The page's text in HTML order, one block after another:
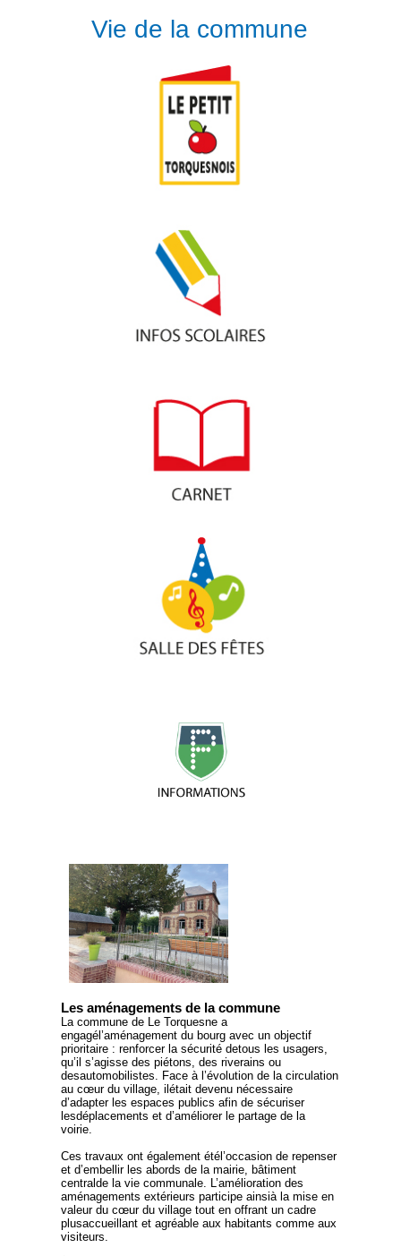
Vie de la commune
Les aménagements de la commune
La commune de Le Torquesne a
engagél’aménagement du bourg avec un objectif
prioritaire : renforcer la sécurité detous les usagers,
qu’il s’agisse des piétons, des riverains ou
desautomobilistes. Face à l’évolution de la circulation
au cœur du village, ilétait devenu nécessaire
d’adapter les espaces publics afin de sécuriser
lesdéplacements et d’améliorer le partage de la
voirie.
Ces travaux ont également étél’occasion de repenser
et d’embellir les abords de la mairie, bâtiment
centralde la vie communale. L’amélioration des
aménagements extérieurs participe ainsià la mise en
valeur du cœur du village tout en offrant un cadre
plusaccueillant et agréable aux habitants comme aux
visiteurs.